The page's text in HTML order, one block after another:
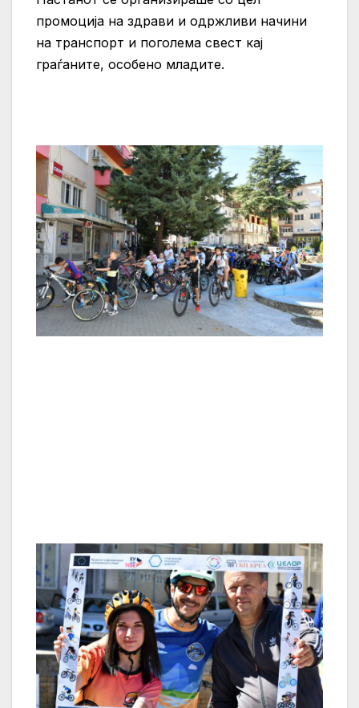
промоција на здрави и одржливи начини
на транспорт и поголема свест кај
граѓаните, особено младите.